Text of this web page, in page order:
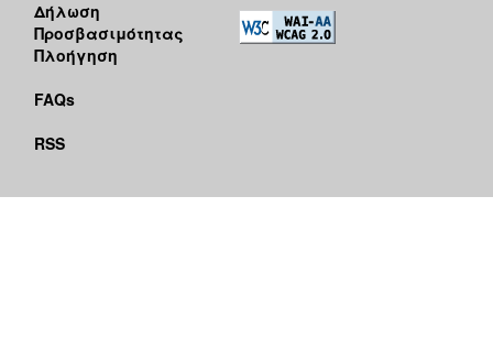
Δήλωση
Προσβασιμότητας
Πλοήγηση
FAQs
RSS